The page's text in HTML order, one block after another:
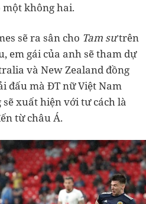
không hai.
sẽ ra sân cho Tam sưtrên
em gái của anh sẽ tham dự
và New Zealand đồng
đấu mà ĐT nữ Việt Nam
xuất hiện với tư cách là
từ châu Á.